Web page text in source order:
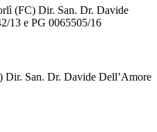
(FC) Dir. San. Dr. Davide
13 e PG 0065505/16
San. Dr. Davide Dell’Amore